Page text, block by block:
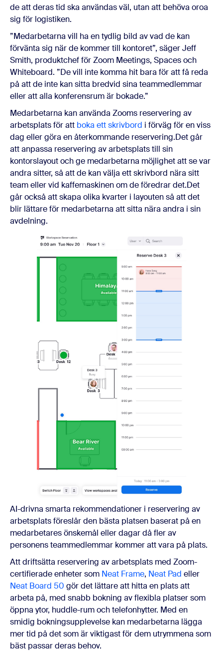
de att deras tid ska användas väl, utan att behöva oroa
sig för logistiken.
”Medarbetarna vill ha en tydlig bild av vad de kan
förvänta sig när de kommer till kontoret”, säger Jeff
Smith, produktchef för Zoom Meetings, Spaces och
Whiteboard. ”De vill inte komma hit bara för att få reda
på att de inte kan sitta bredvid sina teammedlemmar
eller att alla konferensrum är bokade.”
Medarbetarna kan använda Zooms reservering av
arbetsplats för att boka ett skrivbord i förväg för en viss
dag eller göra en återkommande reservering.Det går
att anpassa reservering av arbetsplats till sin
kontorslayout och ge medarbetarna möjlighet att se var
andra sitter, så att de kan välja ett skrivbord nära sitt
team eller vid kaffemaskinen om de föredrar det.Det
går också att skapa olika kvarter i layouten så att det
blir lättare för medarbetarna att sitta nära andra i sin
avdelning.
AI-drivna smarta rekommendationer i reservering av
arbetsplats föreslår den bästa platsen baserat på en
medarbetares önskemål eller dagar då fler av
personens teammedlemmar kommer att vara på plats.
Att driftsätta reservering av arbetsplats med Zoom-
certifierade enhetersom Neat Frame, Neat Pad eller
Neat Board 50 gör det lättare att hitta en plats att
arbeta på, med snabb bokning av flexibla platser som
öppna ytor, huddle-rum och telefonhytter. Med en
smidig bokningsupplevelse kan medarbetarna lägga
mer tid på det som är viktigast för dem utrymmena som
bäst passar deras behov.